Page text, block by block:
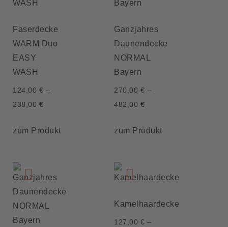
Faserdecke
WARM Duo
EASY
WASH
124,00 € –
238,00 €
zum Produkt
Ganzjahres
Daunendecke
NORMAL
Bayern
270,00 € –
482,00 €
zum Produkt
Kamelhaardecke
127,00 € –